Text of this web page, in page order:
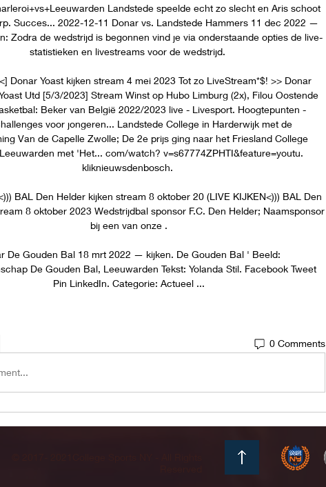
Landstede speelde echt zo slecht en Aris schoot
Succes... 2022-12-11 Donar vs. Landstede Hammers 11 dec 2022 —
Zodra de wedstrijd is begonnen vind je via onderstaande opties de live-
statistieken en livestreams voor de wedstrijd.
Donar Yoast kijken stream 4 mei 2023 Tot zo LiveStream*$! >> Donar
Utd [5/3/2023] Stream Winst op Hubo Limburg (2x), Filou Oostende
Beker van België 2022/2023 live - Livesport. Hoogtepunten -
voor jongeren... Landstede College in Harderwijk met de
Van de Capelle Zwolle; De 2e prijs ging naar het Friesland College
met 'Het... com/watch? v=s67774ZPHTI&feature=youtu.
kliknieuwsdenbosch.
BAL Den Helder kijken stream 8 oktober 20 (LIVE KIJKEN<))) BAL Den
8 oktober 2023 Wedstrijdbal sponsor F.C. Den Helder; Naamsponsor
bij een van onze .
De Gouden Bal 18 mrt 2022 — kijken. De Gouden Bal ' Beeld:
De Gouden Bal, Leeuwarden Tekst: Yolanda Stil. Facebook Tweet
Pin LinkedIn. Categorie: Actueel ...
0 Comments